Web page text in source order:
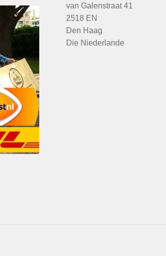
van Galenstraat 41
2518 EN
Den Haag
Die Niederlande